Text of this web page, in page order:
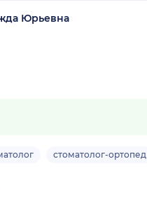
Юрьевна
стоматолог-ортопед